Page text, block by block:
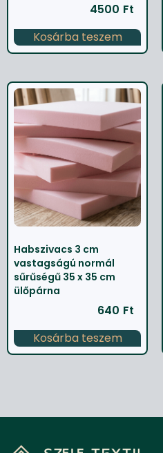
4500 Ft
Kosárba teszem
Habszivacs 3 cm
vastagságú normál
sűrűségű 35 x 35 cm
ülőpárna
640 Ft
Kosárba teszem